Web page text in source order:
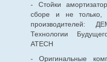
- Стойки
сборе и не только,
производителей:
Технологии
ATECH
- Оригинальные